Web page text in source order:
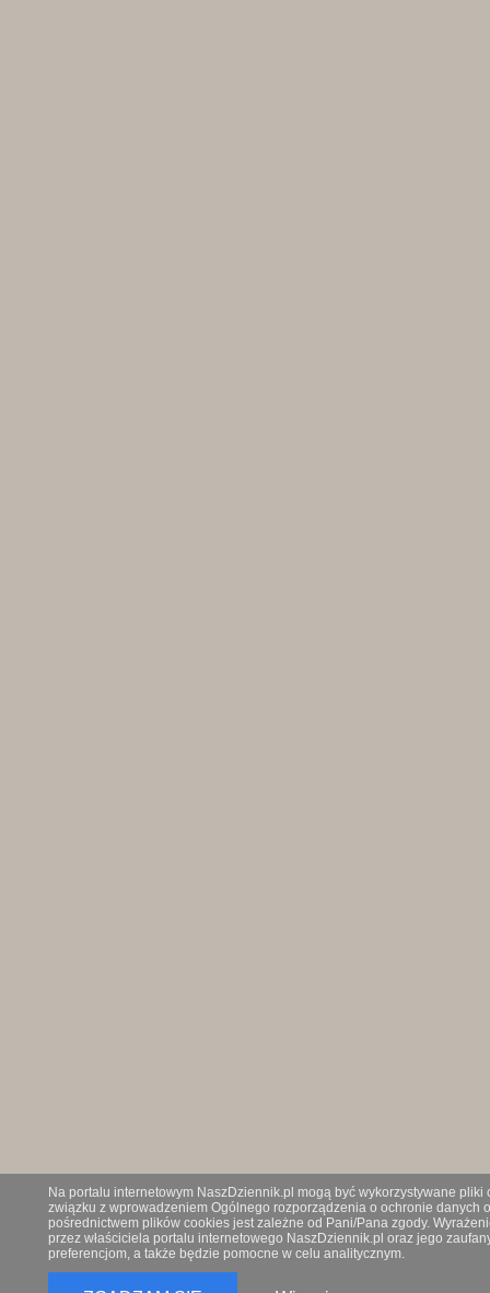
Na portalu internetowym NaszDziennik.pl mogą być wykorzystywane
związku z wprowadzeniem Ogólnego rozporządzenia o ochronie danych
pośrednictwem plików cookies jest zależne od Pani/Pana zgody.
przez właściciela portalu internetowego NaszDziennik.pl oraz jego
preferencjom, a także będzie pomocne w celu analitycznym.